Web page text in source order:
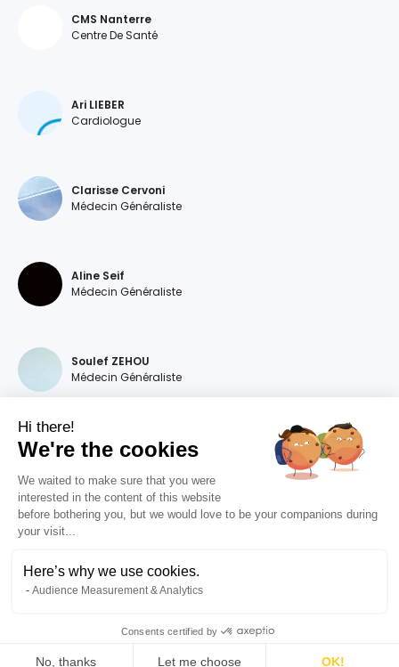
CMS Nanterre
Centre De Santé
Ari LIEBER
Cardiologue
Clarisse Cervoni
Médecin Généraliste
Aline Seif
Médecin Généraliste
Soulef ZEHOU
Médecin Généraliste
Magdalena DEVILLERS
Diana MOURAO BALSA
Médecin Généraliste
Hi there!
We're the cookies
We waited to make sure that you were
interested in the content of this website
before bothering you, but we would love to be your companions during
your visit...
Here’s why we use cookies.
Audience Measurement & Analytics
Consents certified by
No, thanks Let me choose OK!